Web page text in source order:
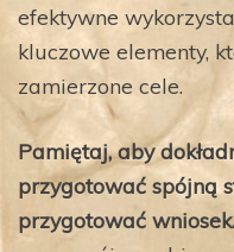
efektywne
kluczowe elementy,
zamierzone cele.
Pamiętaj, aby
przygotować spójną
przygotować wniosek.